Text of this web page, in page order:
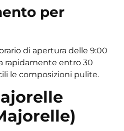
per
di apertura delle 9:00
rapidamente entro 30
le composizioni pulite.